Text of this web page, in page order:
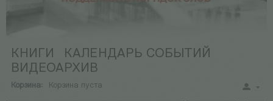
КНИГИ
КАЛЕНДАРЬ СОБЫТИЙ
ВИДЕОАРХИВ
Корзина: Корзина пуста